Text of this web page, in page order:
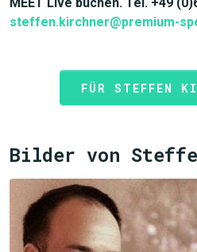
steffen.kirchner@premium-
FÜR STEFFEN
Bilder von